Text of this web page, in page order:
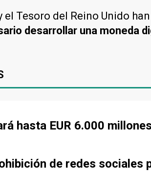
el Tesoro del Reino Unido
desarrollar una moneda
hasta EUR 6.000
de redes sociales